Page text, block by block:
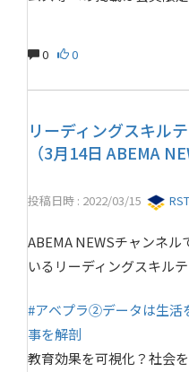
0 0
リーディングスキル
（3月14日 ABEMA
投稿日時 : 2022/03/15
ABEMA NEWSチャンネ
いるリーディングスキル
#アベプラ②データは生活
事を解剖
教育効果を可視化？社会